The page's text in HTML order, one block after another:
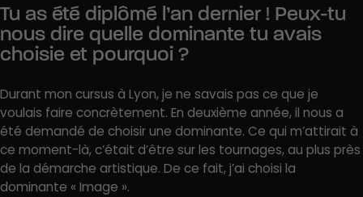
Tu as été diplômé l’an dernier ! Peux-tu
nous dire quelle dominante tu avais
choisie et pourquoi ?
Durant mon cursus à Lyon, je ne savais pas ce que je
voulais faire concrètement. En deuxième année, il nous a
été demandé de choisir une dominante. Ce qui m’attirait à
ce moment-là, c’était d’être sur les tournages, au plus près
de la démarche artistique. De ce fait, j’ai choisi la
dominante « Image ».